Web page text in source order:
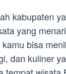
kabupaten
yang
bisa
dan kuliner